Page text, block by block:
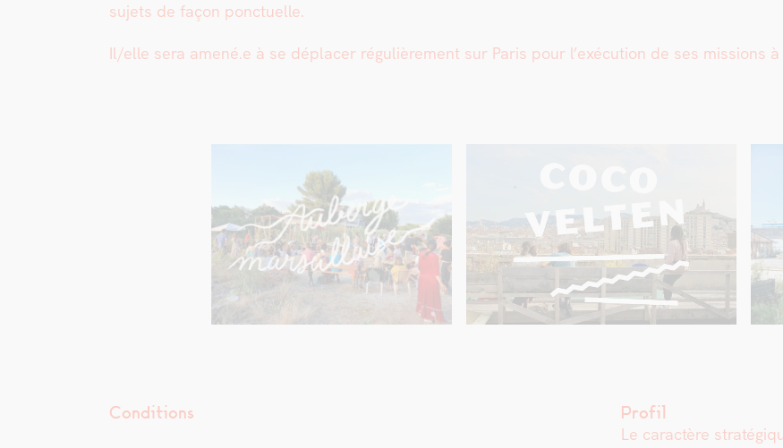
sujets de façon ponctuelle.
Il/elle sera amené.e à se déplac­er régulière­ment sur Paris pour l’exé­cu­tion de ses mis­sions
Conditions Profil
Le car­ac­tère